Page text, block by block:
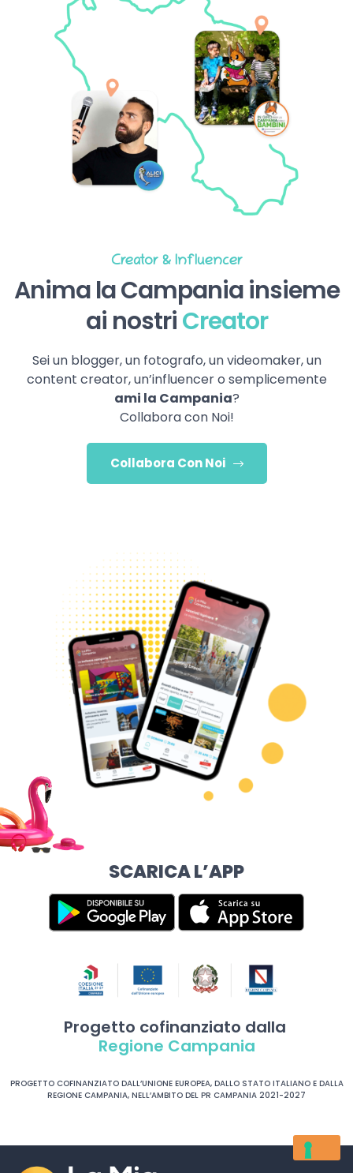
Creator & Influencer
Anima la Campania insieme
ai nostriCreator
Sei un blogger, un fotografo, un videomaker, un
content creator, un’influencer o semplicemente
ami la Campania?
Collabora con Noi!
Collabora Con Noi
SCARICA L’APP
Progetto cofinanziato dalla
Regione Campania
PROGETTO COFINANZIATO DALL’UNIONE EUROPEA, DALLO STATO ITALIANO E DALLA
REGIONE CAMPANIA, NELL’AMBITO DEL PR CAMPANIA 2021-2027